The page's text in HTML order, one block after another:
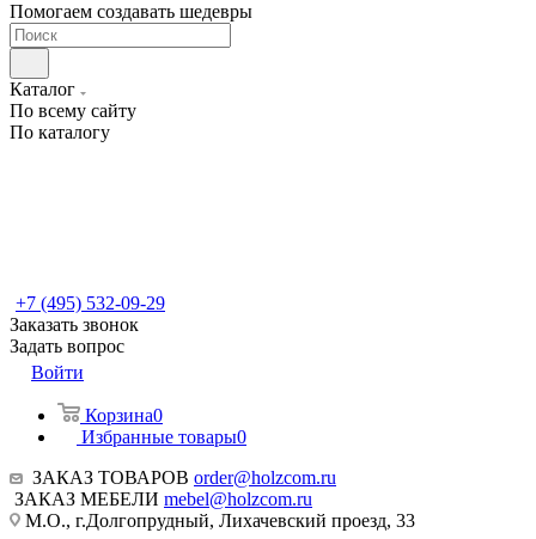
Помогаем создавать шедевры
Каталог
По всему сайту
По каталогу
+7 (495) 532-09-29
Заказать звонок
Задать вопрос
Войти
Корзина0
Избранные товары0
ЗАКАЗ ТОВАРОВ order@holzcom.ru
ЗАКАЗ МЕБЕЛИ mebel@holzcom.ru
М.О., г.Долгопрудный, Лихачевский проезд, 33